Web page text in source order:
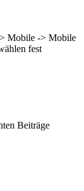
Mobile -> Mobile
fest
Beiträge